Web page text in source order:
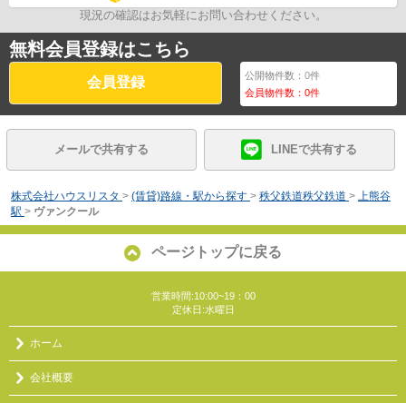
現況の確認はお気軽にお問い合わせください。
無料会員登録はこちら
会員登録 公開物件数：0件
会員物件数：0件
メールで共有する LINEで共有する
株式会社ハウスリスタ > (賃貸)路線・駅から探す > 秩父鉄道秩父鉄道 > 上熊谷
駅 > ヴァンクール
ページトップに戻る
営業時間:10:00~19：00
定休日:水曜日
ホーム
会社概要